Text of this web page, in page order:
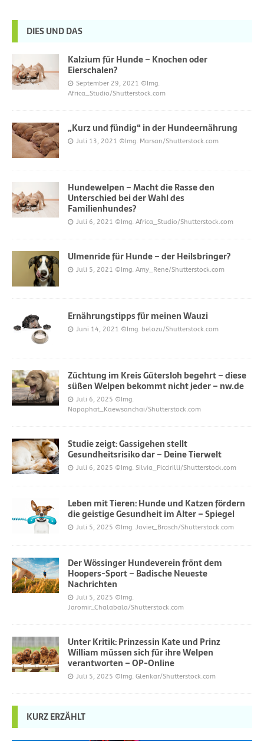
DIES UND DAS
Kalzium für Hunde – Knochen oder
Eierschalen?
September 29, 2021 ©Img.
Africa_Studio/Shutterstock.com
„Kurz und fündig“ in der Hundeernährung
Juli 13, 2021 ©Img. Marsan/Shutterstock.com
Hundewelpen – Macht die Rasse den
Unterschied bei der Wahl des
Familienhundes?
Juli 6, 2021 ©Img. Africa_Studio/Shutterstock.com
Ulmenride für Hunde – der Heilsbringer?
Juli 5, 2021 ©Img. Amy_Rene/Shutterstock.com
Ernährungstipps für meinen Wauzi
Juni 14, 2021 ©Img. belozu/Shutterstock.com
Züchtung im Kreis Gütersloh begehrt – diese
süßen Welpen bekommt nicht jeder – nw.de
Juli 6, 2025 ©Img.
Napaphat_Kaewsanchai/Shutterstock.com
Studie zeigt: Gassigehen stellt
Gesundheitsrisiko dar – Deine Tierwelt
Juli 6, 2025 ©Img. Silvia_Piccirilli/Shutterstock.com
Leben mit Tieren: Hunde und Katzen fördern
die geistige Gesundheit im Alter – Spiegel
Juli 5, 2025 ©Img. Javier_Brosch/Shutterstock.com
Der Wössinger Hundeverein frönt dem
Hoopers-Sport – Badische Neueste
Nachrichten
Juli 5, 2025 ©Img.
Jaromir_Chalabala/Shutterstock.com
Unter Kritik: Prinzessin Kate und Prinz
William müssen sich für ihre Welpen
verantworten – OP-Online
Juli 5, 2025 ©Img. Glenkar/Shutterstock.com
KURZ ERZÄHLT